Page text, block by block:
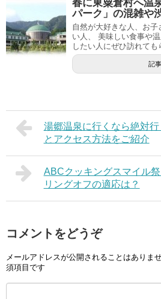
春に東粟倉村へ温
パーク」の混雑や
自然が大好きな人、お
い人、 美味しい食事や
したい人にぜひ訪れて
記
湯郷温泉に行くなら絶対
とアクセス方法をご紹介
ABCクッキングスマイル
リングオフの適応は？
コメントをどうぞ
メールアドレスが公開されることはありませ
須項目です